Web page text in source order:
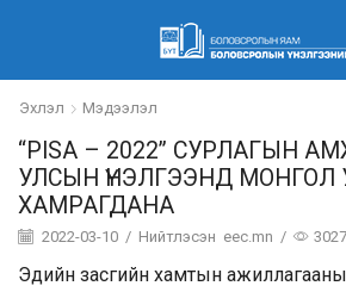
Эхлэл Мэдээлэл
“PISA – 2022” СУРЛАГЫН
УЛСЫН ҮНЭЛГЭЭНД МОНГОЛ
ХАМРАГДАНА
2022-03-10 / Нийтлэсэн eec.mn / 3027
Эдийн засгийн хамтын ажиллагааны